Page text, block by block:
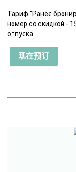
Тариф "Ранее
номер со скидкой -
отпуска.
现在预订